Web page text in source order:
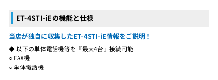
ET-4STI-iEの機能と仕様
当店が独自に収集したET-4STI-iE情報をご説明！
◆ 以下の単体電話機等を『最大4台』接続可能
○ FAX機
○ 単体電話機